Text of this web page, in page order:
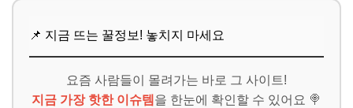
📌 지금 뜨는 꿀정보! 놓치지 마세요
요즘 사람들이 몰려가는 바로 그 사이트!
지금 가장 핫한 이슈템 을 한눈에 확인할 수 있어요 🍭